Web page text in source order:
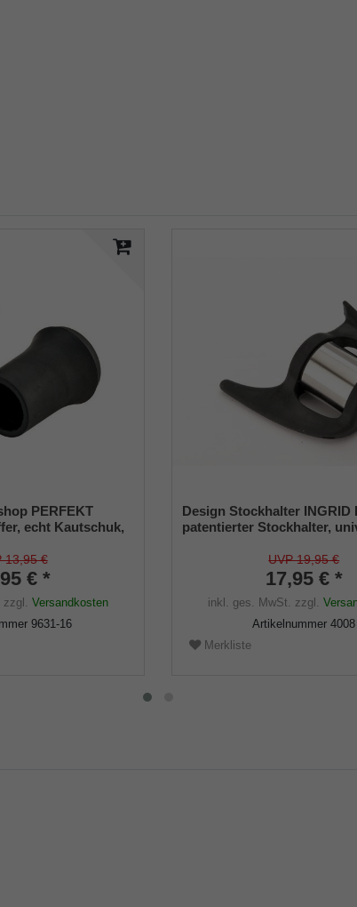
PERFEKT
echt Kautschuk,
13,95 €
€ *
zzgl. Versandkosten
9631-16
Design Stockhalter INGRID
patentierter Stockhalter,
UVP 19,95 €
17,95 € *
inkl. ges. MwSt. zzgl.
Artikelnummer4008
Merkliste